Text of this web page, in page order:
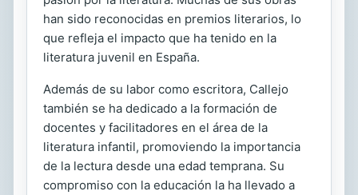
han sido reconocidas en premios literarios, lo
que refleja el impacto que ha tenido en la
literatura juvenil en España.
Además de su labor como escritora, Callejo
también se ha dedicado a la formación de
docentes y facilitadores en el área de la
literatura infantil, promoviendo la importancia
de la lectura desde una edad temprana. Su
compromiso con la educación la ha llevado a